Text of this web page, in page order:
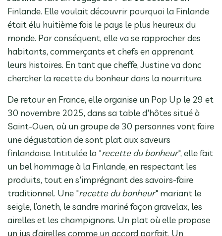
Finlande. Elle voulait découvrir pourquoi la Finlande
était élu huitième fois le pays le plus heureux du
monde. Par conséquent, elle va se rapprocher des
habitants, commerçants et chefs en apprenant
leurs histoires. En tant que cheffe, Justine va donc
chercher la recette du bonheur dans la nourriture.
De retour en France, elle organise un Pop Up le 29 et
30 novembre 2025, dans sa table d'hôtes situé à
Saint-Ouen, où un groupe de 30 personnes vont faire
une dégustation de sont plat aux saveurs
finlandaise. Intitulée la "recette du bonheur", elle fait
un bel hommage à la Finlande, en respectant les
produits, tout en s'imprégnant des savoirs-faire
traditionnel. Une "recette du bonheur" mariant le
seigle, l’aneth, le sandre mariné façon gravelax, les
airelles et les champignons. Un plat où elle propose
un jus d’airelles comme un accord parfait. Un